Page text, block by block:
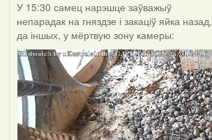
У 15:30 самец нарэшце заўважыў
непарадак на гняздзе і закаціў яйка назад,
да іншых, у мёртвую зону камеры: